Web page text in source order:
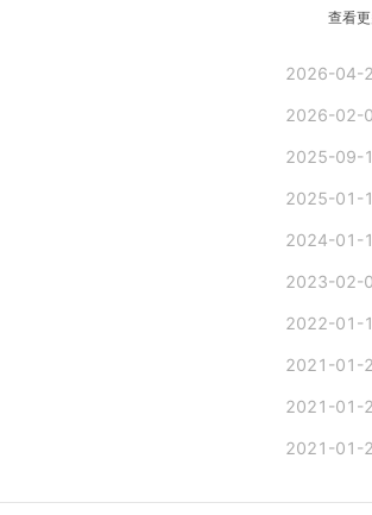
查看
2026-04-
2026-02-
2025-09-
2025-01-
2024-01-
2023-02-
2022-01-
2021-01-
2021-01-
2021-01-